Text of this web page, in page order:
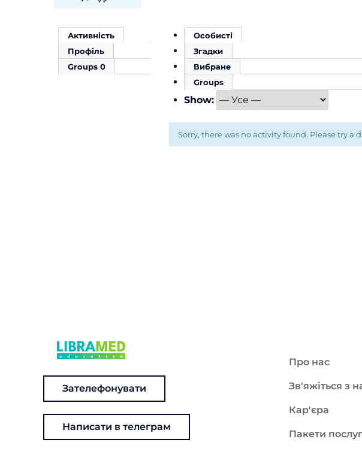
Активність
Профіль
Groups 0
Особисті
Згадки
Вибране
Groups
Show:
Sorry, there was no activity found. Please try a
Зателефонувати
Написати в телеграм
Про нас
Зв'яжіться з
Кар'єра
Пакети послуг